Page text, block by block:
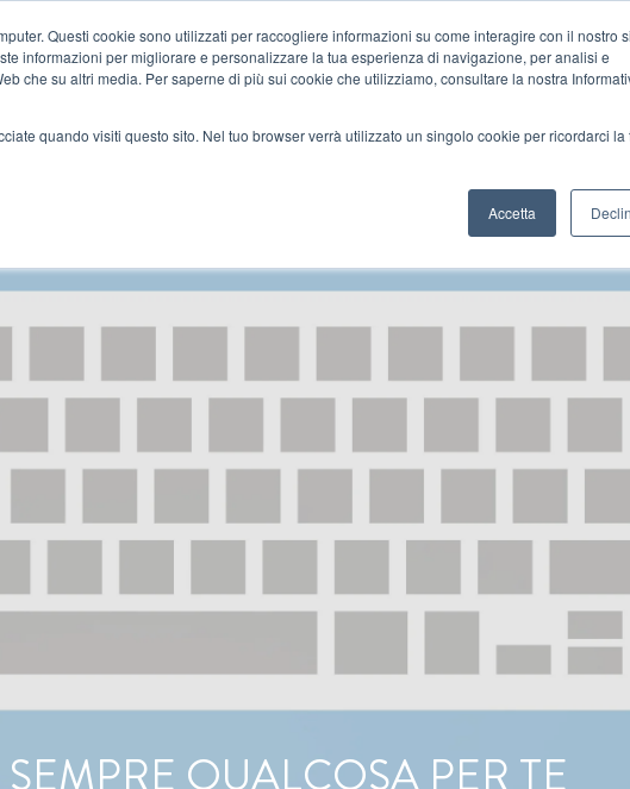
Questi cookie sono utilizzati per raccogliere informazioni su come interagire con il nostro
informazioni per migliorare e personalizzare la tua esperienza di navigazione, per analisi e
che su altri media. Per saperne di più sui cookie che utilizziamo, consultare la nostra
quando visiti questo sito. Nel tuo browser verrà utilizzato un singolo cookie per ricordarci la
Accetta
CHI SIAMO ONLINE OFFLINE
QUALCOSA PER TE